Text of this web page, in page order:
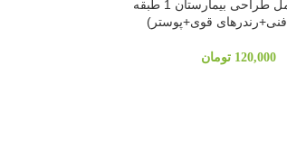
دانلود پروژه کامل طراحی بیمارستان 1 طبقه
قوی+پوستر)
120,000 تومان